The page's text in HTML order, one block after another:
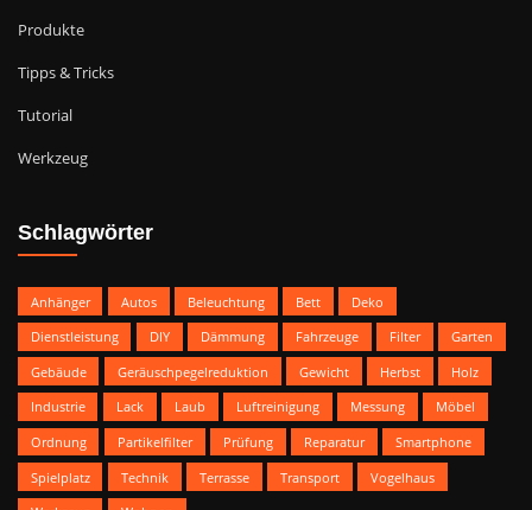
Produkte
Tipps & Tricks
Tutorial
Werkzeug
Schlagwörter
Anhänger Autos Beleuchtung Bett
Deko
Dienstleistung
DIY Dämmung Fahrzeuge Filter
Garten
Gebäude
Geräuschpegelreduktion Gewicht Herbst
Holz
Industrie
Lack Laub Luftreinigung Messung
Möbel
Ordnung
Partikelfilter Prüfung Reparatur
Smartphone
Spielplatz
Technik Terrasse Transport
Vogelhaus